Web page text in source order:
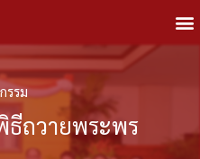
รรม
ถวายพระพร